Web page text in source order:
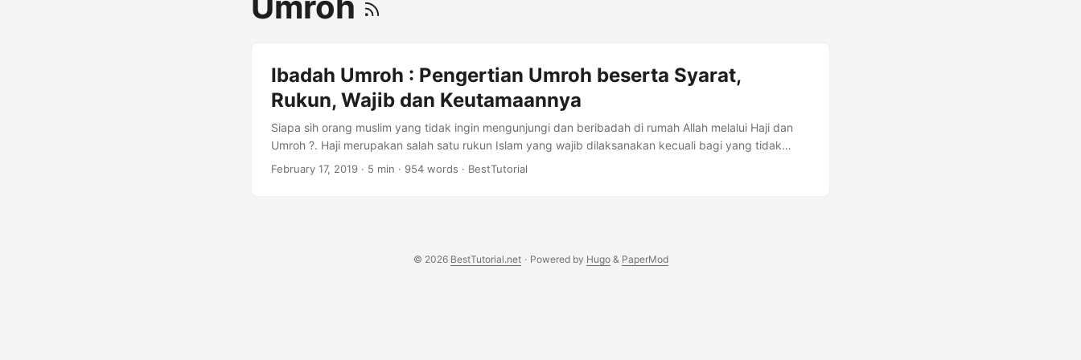
Ibadah Umroh : Pengertian Umroh beserta Syarat,
Rukun, Wajib dan Keutamaannya
Siapa sih orang muslim yang tidak ingin mengunjungi dan beribadah di rumah Allah melalui Haji dan
Umroh ?. Haji merupakan salah satu rukun Islam yang wajib dilaksanakan kecuali bagi yang tidak
mampu. Lantas bagaimana dengan Umroh?. Nah, ibadah Haji dan Umroh memiliki keterkaitan yang
February 17, 2019 · 5 min · 954 words · BestTutorial
© 2026 BestTutorial.net · Powered by Hugo& PaperMod